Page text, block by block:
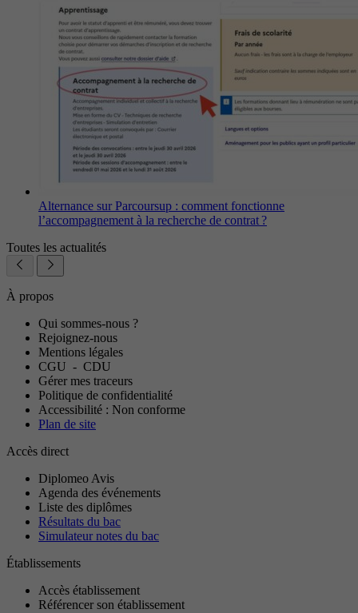
Alternance sur Parcoursup : comment fonctionne
l’accompagnement à la recherche de contrat ?
Toutes les actualités
À propos
Qui sommes-nous ?
Rejoignez-nous
Mentions légales
CGU - CDU
Gérer mes traceurs
Politique de confidentialité
Accessibilité : Non conforme
Plan de site
Accès direct
Diplomeo Avis
Agenda des événements
Liste des diplômes
Résultats du bac
Simulateur notes du bac
Établissements
Accès établissement
Référencer son établissement